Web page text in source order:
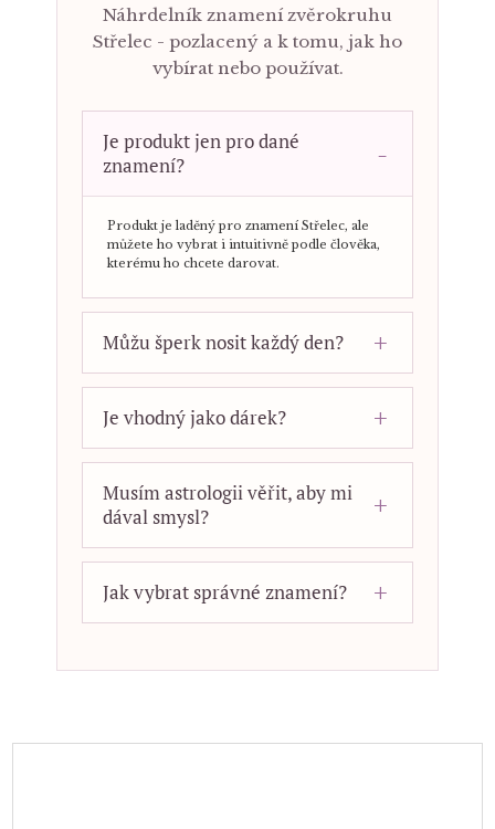
Náhrdelník znamení zvěrokruhu
Střelec - pozlacený a k tomu, jak ho
vybírat nebo používat.
Je produkt jen pro dané
znamení?
Produkt je laděný pro znamení Střelec, ale
můžete ho vybrat i intuitivně podle člověka,
kterému ho chcete darovat.
Můžu šperk nosit každý den?
Je vhodný jako dárek?
Musím astrologii věřit, aby mi
dával smysl?
Jak vybrat správné znamení?